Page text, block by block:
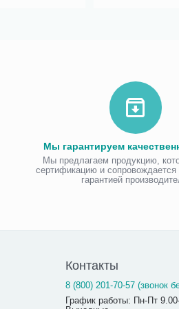
Мы гарантируем
Мы предлагаем продукцию,
сертификацию и
гарантией
Контакты
8 (800) 201-70-57 (звонок
График работы: Пн-Пт